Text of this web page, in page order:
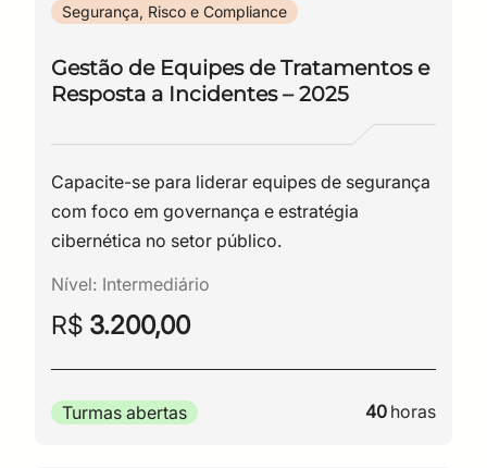
Segurança, Risco e Compliance
Gestão de Equipes de Tratamentos e
Resposta a Incidentes – 2025
Capacite-se para liderar equipes de segurança
com foco em governança e estratégia
cibernética no setor público.
Nível: Intermediário
R$ 3.200,00
Turmas abertas 40 horas